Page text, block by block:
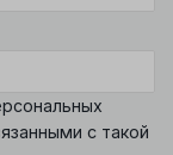
с такой